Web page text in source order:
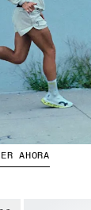
de
AHORA